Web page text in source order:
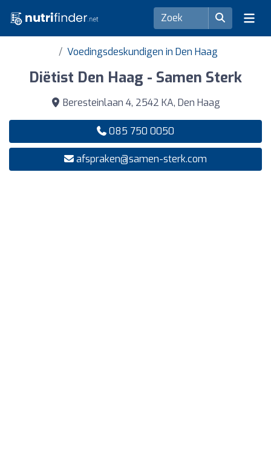
Voedingsdeskundigen in Den Haag
Diëtist Den Haag - Samen Sterk
Beresteinlaan 4, 2542 KA, Den Haag
085 750 0050
afspraken@samen-sterk.com